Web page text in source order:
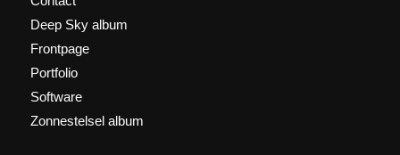
Deep Sky album
Frontpage
Portfolio
Software
Zonnestelsel album